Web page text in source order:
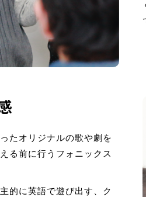
たオリジナルの歌や劇を
る前に行うフォニックス
的に英語で遊び出す、ク